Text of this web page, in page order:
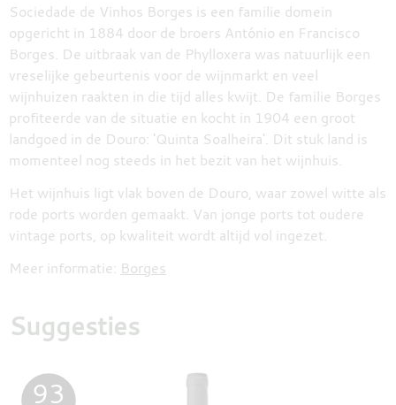
Sociedade de Vinhos Borges is een familie domein
opgericht in 1884 door de broers António en Francisco
Borges. De uitbraak van de Phylloxera was natuurlijk een
vreselijke gebeurtenis voor de wijnmarkt en veel
wijnhuizen raakten in die tijd alles kwijt. De familie Borges
profiteerde van de situatie en kocht in 1904 een groot
landgoed in de Douro: 'Quinta Soalheira'. Dit stuk land is
momenteel nog steeds in het bezit van het wijnhuis.
Het wijnhuis ligt vlak boven de Douro, waar zowel witte als
rode ports worden gemaakt. Van jonge ports tot oudere
vintage ports, op kwaliteit wordt altijd vol ingezet.
Meer informatie: Borges
Suggesties
93